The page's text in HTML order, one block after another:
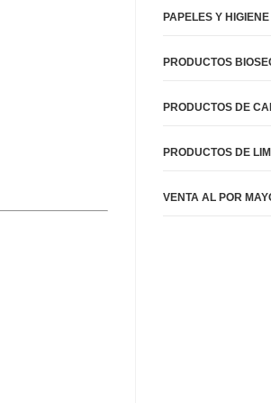
PAPELES Y
PRODUCTOS
PRODUCTOS DE
PRODUCTOS DE
VENTA AL POR